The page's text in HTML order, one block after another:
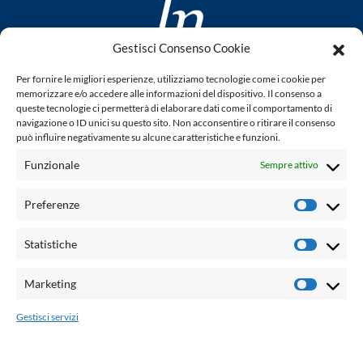
Gestisci Consenso Cookie
Per fornire le migliori esperienze, utilizziamo tecnologie come i cookie per
memorizzare e/o accedere alle informazioni del dispositivo. Il consenso a
queste tecnologie ci permetterà di elaborare dati come il comportamento di
navigazione o ID unici su questo sito. Non acconsentire o ritirare il consenso
può influire negativamente su alcune caratteristiche e funzioni.
Funzionale Sempre attivo
Preferenze
Statistiche
Marketing
Gestisci servizi
www.laletteraturaenoi.it
fondato da Romano Luperini
Questo blog non rappresenta una testata giornalistica in
quanto viene aggiornato senza alcuna periodicità. Non può
legge n° 62 del 7.03.2001. L'autore non è responsabile per
email: